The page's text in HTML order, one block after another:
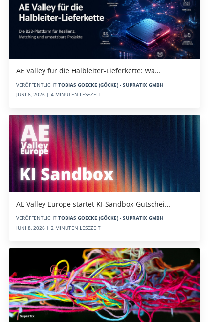
AE Valley für die Halbleiter-Lieferkette: Wa…
VERÖFFENTLICHT TOBIAS GOECKE (GÖCKE) - SUPRATIX GMBH
JUNI 8, 2026 | 4 MINUTEN LESEZEIT
AE Valley Europe startet KI-Sandbox-Gutschei…
VERÖFFENTLICHT TOBIAS GOECKE (GÖCKE) - SUPRATIX GMBH
JUNI 8, 2026 | 2 MINUTEN LESEZEIT